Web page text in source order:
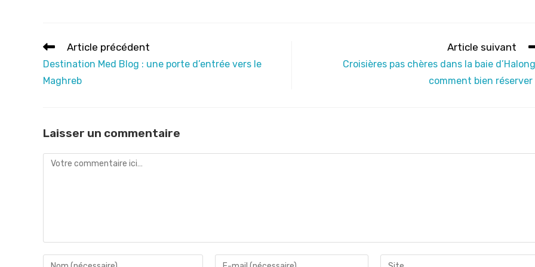
Read
articles
Article précédent
Destination Med Blog : une porte d’entrée vers le
Maghreb
Article suivant
Croisières pas chères dans la baie
comment bien réserver
Laisser un commentaire
Comment
Enter Enter Saisir